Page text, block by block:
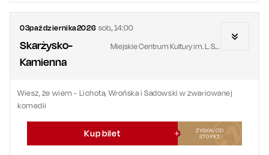
03października2026 sob.,14:00
Skarżysko-
Kamienna
Miejskie Centrum Kultury im. L. Staffa
Wiesz, że wiem - Lichota, Wrońska i Sadowski w zwariowanej
komedii
Kup bilet
ZYSKAJ OD
270PKT